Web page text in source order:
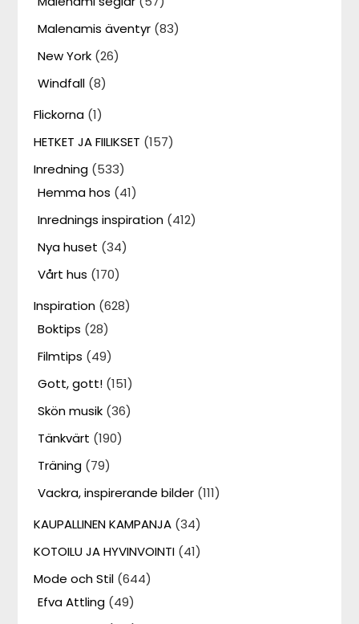
Malenamis äventyr (83)
New York (26)
Windfall (8)
Flickorna (1)
HETKET JA FIILIKSET (157)
Inredning (533)
Hemma hos (41)
Inrednings inspiration (412)
Nya huset (34)
Vårt hus (170)
Inspiration (628)
Boktips (28)
Filmtips (49)
Gott, gott! (151)
Skön musik (36)
Tänkvärt (190)
Träning (79)
Vackra, inspirerande bilder (111)
KAUPALLINEN KAMPANJA (34)
KOTOILU JA HYVINVOINTI (41)
Mode och Stil (644)
Efva Attling (49)